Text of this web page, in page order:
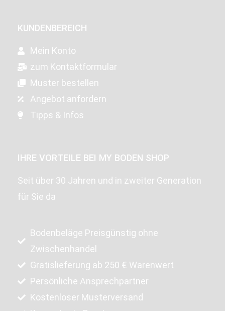
KUNDENBEREICH
Mein Konto
zum Kontaktformular
Muster bestellen
Angebot anfordern
Tipps & Infos
IHRE VORTEILE BEI MY BODEN SHOP
Seit über 30 Jahren und in zweiter Generation
für Sie da
Bodenbeläge Preisgünstig ohne
Zwischenhandel
Gratislieferung ab 250 € Warenwert
Persönliche Ansprechpartner
Kostenloser Musterversand